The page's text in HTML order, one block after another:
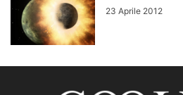
23 Aprile 2012